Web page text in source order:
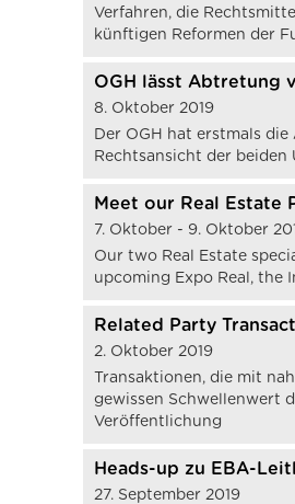
Verfahren, die
künftigen Reformen der
OGH lässt Abtretung
8. Oktober 2019
Der OGH hat erstmals
Rechtsansicht der
Meet our Real Estate
7. Oktober - 9. Oktober
Our two Real Estate
upcoming Expo Real, the
Related Party
2. Oktober 2019
Transaktionen, die mit
gewissen Schwellenwert
Veröffentlichung
Heads-up zu EBA-
27. September 2019